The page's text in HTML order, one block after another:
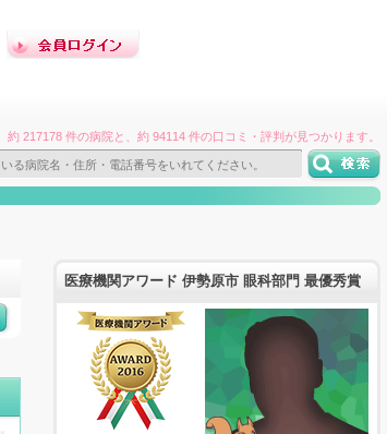
約 217178 件の病院と、約 94114 件の口コミ・評判が見つかります。
医療機関アワード 伊勢原市 眼科部門 最優秀賞